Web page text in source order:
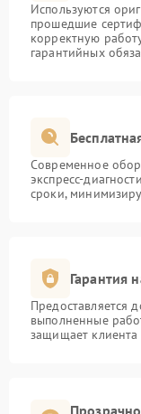
Используются
прошедшие
корректную
гарантийных
Современное
экспресс-
сроки,
Гарантия
Предоставляется
выполненные
защищает клиента